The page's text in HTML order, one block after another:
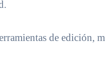
de edición,